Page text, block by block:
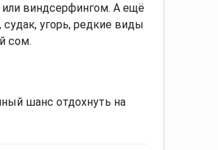
или виндсерфингом. А ещё
угорь, редкие виды
сом.
шанс отдохнуть на